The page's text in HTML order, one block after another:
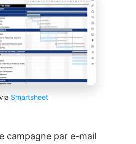
Smartsheet
campagne par e-mail